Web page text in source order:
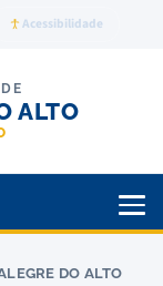
Acessibilidade
ALTO
DO ALTO